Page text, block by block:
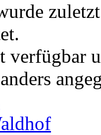
verfügbar